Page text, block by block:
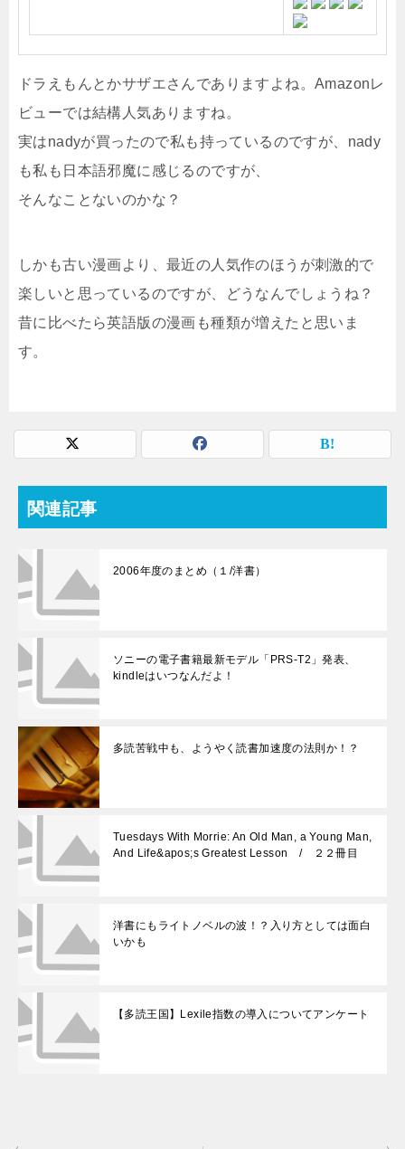
ドラえもんとかサザエさんでありますよね。Amazonレ
ビューでは結構人気ありますね。
実はnadyが買ったので私も持っているのですが、nady
も私も日本語邪魔に感じるのですが、
そんなことないのかな？
しかも古い漫画より、最近の人気作のほうが刺激的で
楽しいと思っているのですが、どうなんでしょうね？
昔に比べたら英語版の漫画も種類が増えたと思いま
す。
関連記事
2006年度のまとめ（１/洋書）
ソニーの電子書籍最新モデル「PRS-T2」発表、
kindleはいつなんだよ！
多読苦戦中も、ようやく読書加速度の法則か！？
Tuesdays With Morrie: An Old Man, a Young Man,
And Life&apos;s Greatest Lesson / ２２冊目
洋書にもライトノベルの波！？入り方としては面白
いかも
【多読王国】Lexile指数の導入についてアンケート